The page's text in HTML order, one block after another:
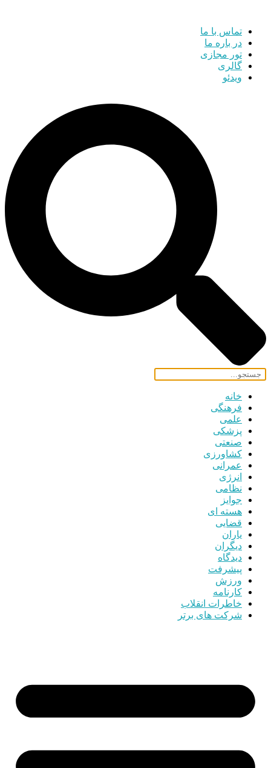
تماس با ما
در باره ما
تور مجازی
گالری
ویدئو
خانه
فرهنگی
علمی
پزشکی
صنعتی
کشاورزی
عمرانی
انرژی
نظامی
جوایز
هسته ای
قضایی
یاران
دیگران
دیدگاه
پیشرفت
ورزش
کارنامه
خاطرات انقلاب
شرکت های برتر